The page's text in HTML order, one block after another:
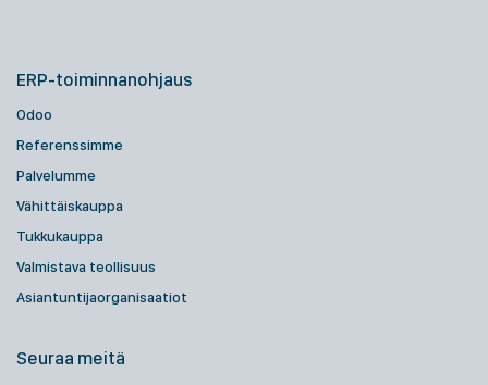
ERP-toiminnanohjaus
Odoo
Referenssimme
Palvelumme
Vähittäiskauppa
Tukkukauppa
Valmistava teollisuus
Asiantuntijaorganisaatiot
Seuraa meitä